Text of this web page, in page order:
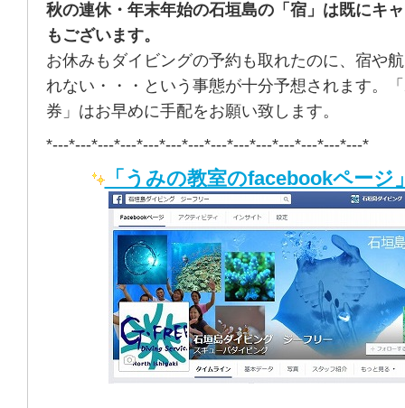
秋の連休・年末年始の石垣島の「宿」は既にキ
もございます。
お休みもダイビングの予約も取れたのに、宿や
れない・・・という事態が十分予想されます。
券」はお早めに手配をお願い致します。
*---*---*---*---*---*---*---*---*---*---*---*---*---*---*
「うみの教室のfacebookページ